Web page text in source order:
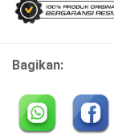
Bagikan: